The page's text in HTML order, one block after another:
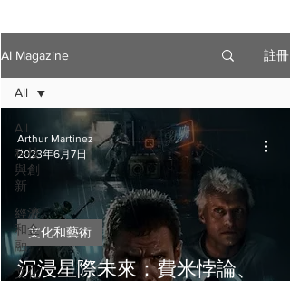
AI Magazine 註冊
All
科技
與創
新
經濟
和金
融
文化
All
沉浸星際未來：費米悖論、
文化和藝術
Arthur Martinez
2023年6月7日